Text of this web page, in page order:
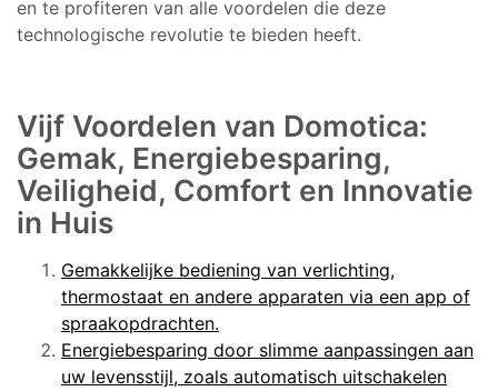
en te profiteren van alle voordelen die deze
technologische revolutie te bieden heeft.
Vijf Voordelen van Domotica:
Gemak, Energiebesparing,
Veiligheid, Comfort en Innovatie
in Huis
Gemakkelijke bediening van verlichting,
thermostaat en andere apparaten via een app of
spraakopdrachten.
Energiebesparing door slimme aanpassingen aan
uw levensstijl, zoals automatisch uitschakelen